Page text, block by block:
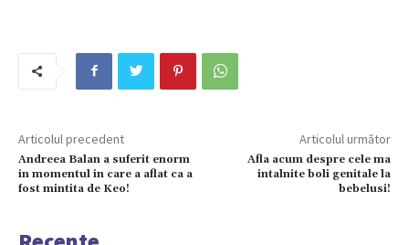
Articolul precedent
Andreea Balan a suferit enorm
in momentul in care a aflat ca a
fost mintita de Keo!
Articolul următor
Afla acum despre cele ma
intalnite boli genitale la
bebelusi!